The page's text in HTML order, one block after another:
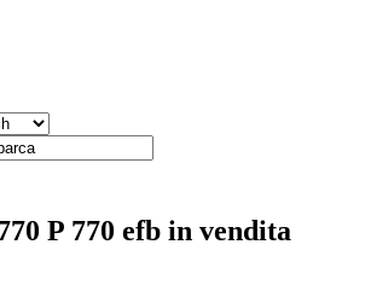
P 770 efb in vendita